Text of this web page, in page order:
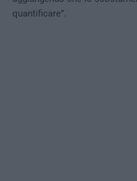
quantificare”.